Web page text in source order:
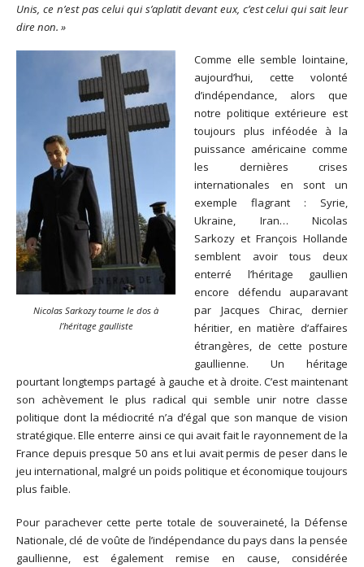
Unis, ce n’est pas celui qui s’aplatit devant eux, c’est celui qui sait leur
dire non. »
Nicolas Sarkozy tourne le dos à
l’héritage gaulliste
Comme elle semble lointaine,
aujourd’hui, cette volonté
d’indépendance, alors que
notre politique extérieure est
toujours plus inféodée à la
puissance américaine comme
les dernières crises
internationales en sont un
exemple flagrant : Syrie,
Ukraine, Iran… Nicolas
Sarkozy et François Hollande
semblent avoir tous deux
enterré l’héritage gaullien
encore défendu auparavant
par Jacques Chirac, dernier
héritier, en matière d’affaires
étrangères, de cette posture
gaullienne. Un héritage
pourtant longtemps partagé à gauche et à droite. C’est maintenant
son achèvement le plus radical qui semble unir notre classe
politique dont la médiocrité n’a d’égal que son manque de vision
stratégique. Elle enterre ainsi ce qui avait fait le rayonnement de la
France depuis presque 50 ans et lui avait permis de peser dans le
jeu international, malgré un poids politique et économique toujours
plus faible.
Pour parachever cette perte totale de souveraineté, la Défense
Nationale, clé de voûte de l’indépendance du pays dans la pensée
gaullienne, est également remise en cause, considérée